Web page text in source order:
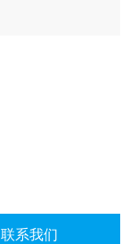
联系我们